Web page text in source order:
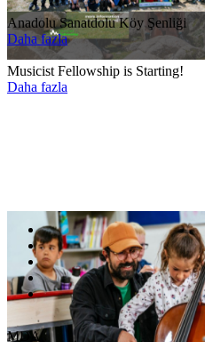
Musicist Fellowship is Starting!
Daha fazla
Anadolu Sanatdolu Köy Şenliği
Daha fazla
MDA